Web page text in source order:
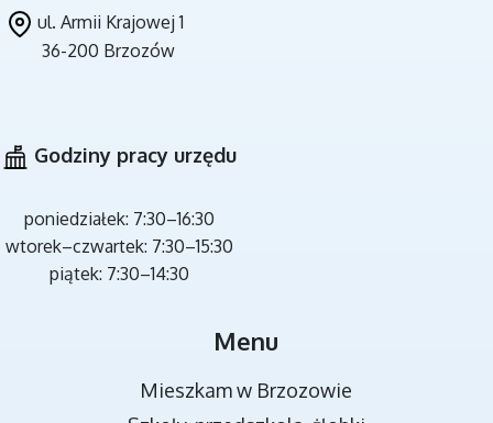
MIEJSCA REKREACJI
ul. Armii Krajowej 1
36-200 Brzozów
Godziny pracy urzędu
poniedziałek: 7:30–16:30
wtorek–czwartek: 7:30–15:30
piątek: 7:30–14:30
Menu
Mieszkam w Brzozowie